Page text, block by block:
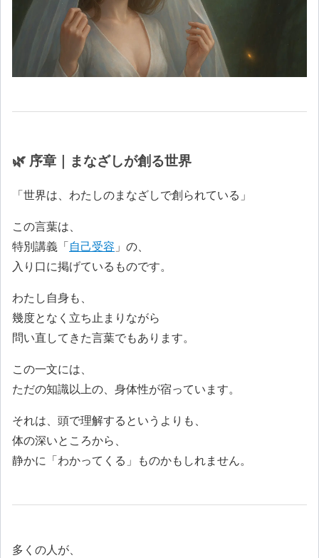
🌿 序章｜まなざしが創る世界
「世界は、わたしのまなざしで創られている」
この言葉は、
特別講義「自己受容 」の、
入り口に掲げているものです。
わたし自身も、
幾度となく立ち止まりながら
問い直してきた言葉でもあります。
この一文には、
ただの知識以上の、身体性が宿っています。
それは、頭で理解するというよりも、
体の深いところから、
静かに「わかってくる」ものかもしれません。
多くの人が、